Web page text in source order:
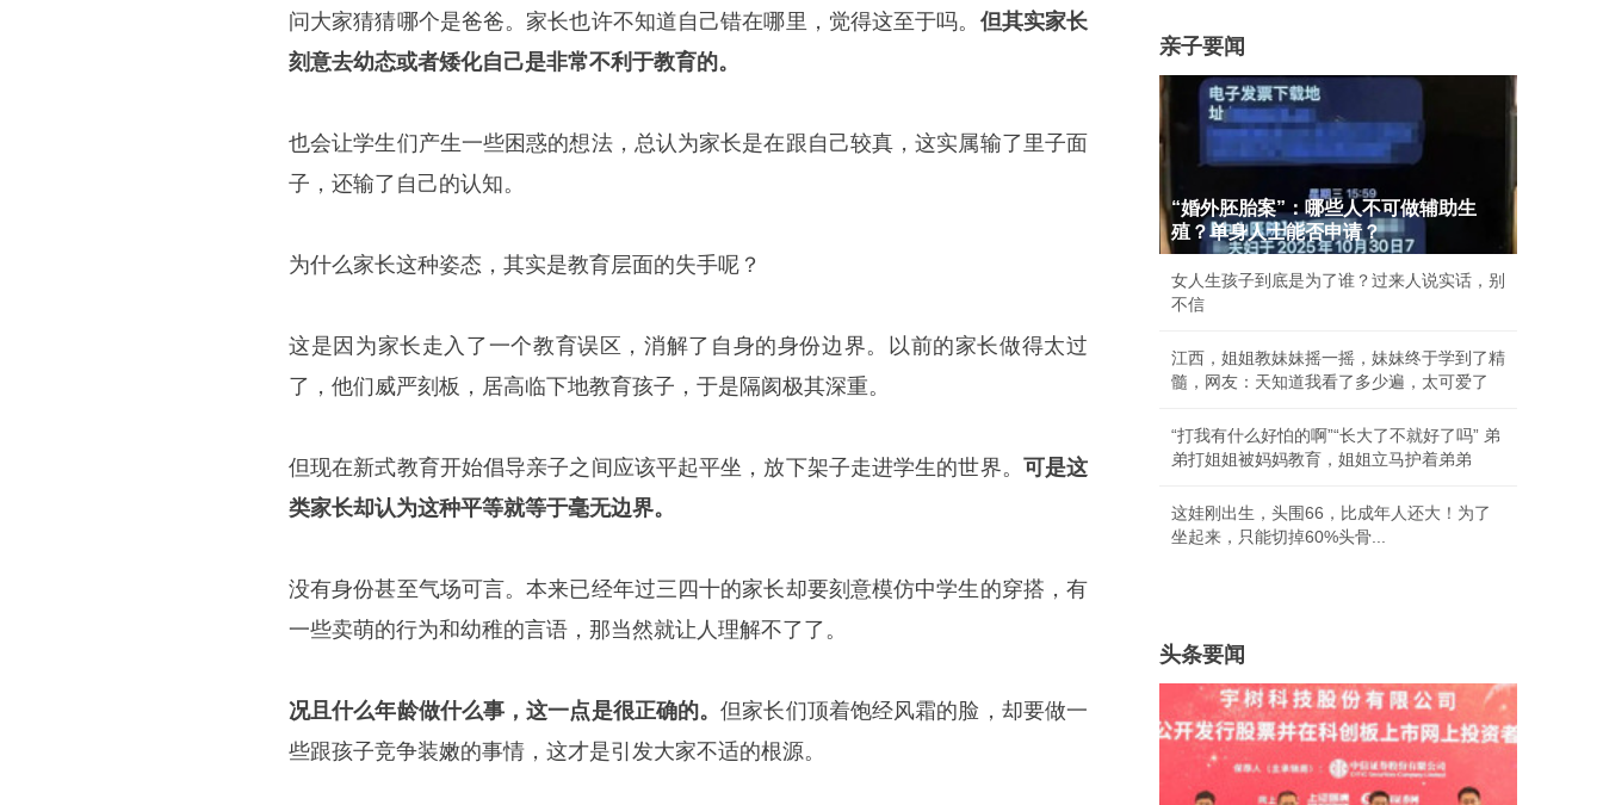
问大家猜猜哪个是爸爸。家长也许不知道自己错在哪里，觉得这至于吗。 但其实家长
刻意去幼态或者矮化自己是非常不利于教育的。
也会让学生们产生一些困惑的想法，总认为家长是在跟自己较真，这实属输了里子面
子，还输了自己的认知。
为什么家长这种姿态，其实是教育层面的失手呢？
这是因为家长走入了一个教育误区，消解了自身的身份边界。以前的家长做得太过
了，他们威严刻板，居高临下地教育孩子，于是隔阂极其深重。
但现在新式教育开始倡导亲子之间应该平起平坐，放下架子走进学生的世界。 可是这
类家长却认为这种平等就等于毫无边界。
没有身份甚至气场可言。本来已经年过三四十的家长却要刻意模仿中学生的穿搭，有
一些卖萌的行为和幼稚的言语，那当然就让人理解不了了。
况且什么年龄做什么事，这一点是很正确的。但家长们顶着饱经风霜的脸，却要做一
些跟孩子竞争装嫩的事情，这才是引发大家不适的根源。
亲子要闻
“婚外胚胎案”：哪些人不可做辅助生
殖？单身人士能否申请？
女人生孩子到底是为了谁？过来人说实话，别
不信
江西，姐姐教妹妹摇一摇，妹妹终于学到了精
髓，网友：天知道我看了多少遍，太可爱了
“打我有什么好怕的啊”“长大了不就好了吗” 弟
弟打姐姐被妈妈教育，姐姐立马护着弟弟
这娃刚出生，头围66，比成年人还大！为了
坐起来，只能切掉60%头骨...
头条要闻